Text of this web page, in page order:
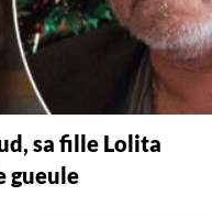
sa fille Lolita
gueule